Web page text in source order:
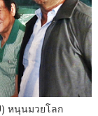
หนุนมวยโลก